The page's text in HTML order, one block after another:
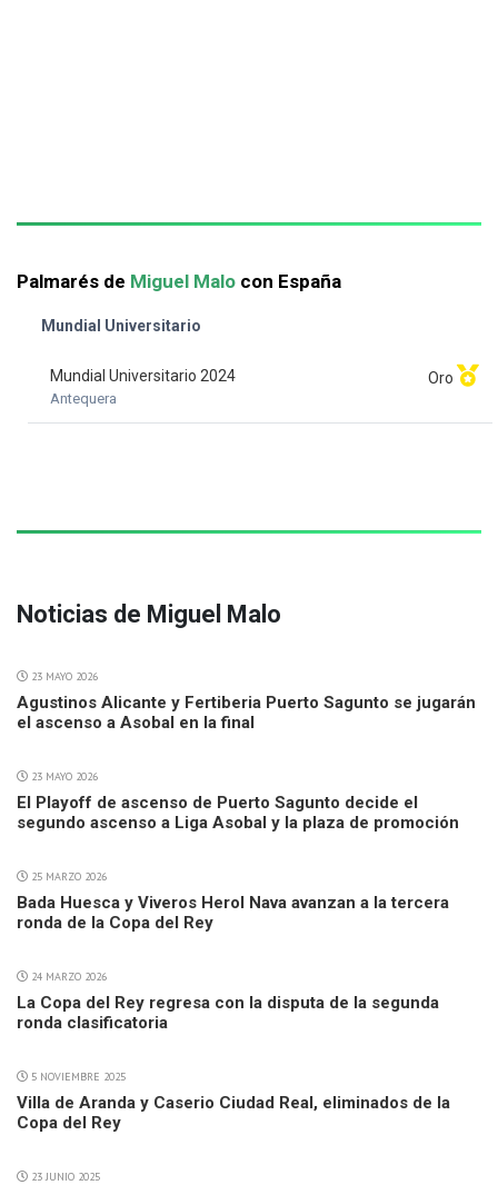
Palmarés de Miguel Malo con España
Mundial Universitario
Mundial Universitario 2024
Antequera
Oro
Noticias de Miguel Malo
23 MAYO 2026
Agustinos Alicante y Fertiberia Puerto Sagunto se jugarán
el ascenso a Asobal en la final
23 MAYO 2026
El Playoff de ascenso de Puerto Sagunto decide el
segundo ascenso a Liga Asobal y la plaza de promoción
25 MARZO 2026
Bada Huesca y Viveros Herol Nava avanzan a la tercera
ronda de la Copa del Rey
24 MARZO 2026
La Copa del Rey regresa con la disputa de la segunda
ronda clasificatoria
5 NOVIEMBRE 2025
Villa de Aranda y Caserio Ciudad Real, eliminados de la
Copa del Rey
23 JUNIO 2025